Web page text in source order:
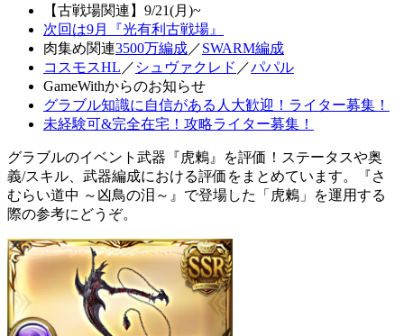
【古戦場関連】9/21(月)~
次回は9月『光有利古戦場』
肉集め関連3500万編成／SWARM編成
コスモスHL ／ シュヴァクレド ／パパル
GameWithからのお知らせ
グラブル知識に自信がある人大歓迎！ライター募集！
未経験可&完全在宅！攻略ライター募集！
グラブルのイベント武器『虎鶫』を評価！ステータスや奥
義/スキル、武器編成における評価をまとめています。『さ
むらい道中 ～凶鳥の泪～』で登場した「虎鶫」を運用する
際の参考にどうぞ。